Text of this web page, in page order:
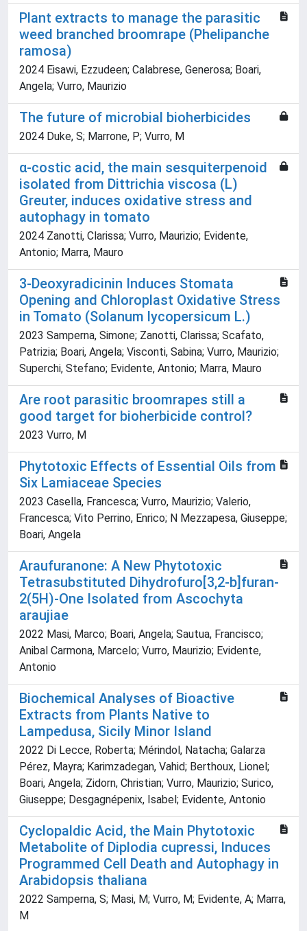
Plant extracts to manage the parasitic
weed branched broomrape (Phelipanche
ramosa)
2024 Eisawi, Ezzudeen; Calabrese, Generosa; Boari,
Angela; Vurro, Maurizio
The future of microbial bioherbicides
2024 Duke, S; Marrone, P; Vurro, M
α‐costic acid, the main sesquiterpenoid
isolated from Dittrichia viscosa (L)
Greuter, induces oxidative stress and
autophagy in tomato
2024 Zanotti, Clarissa; Vurro, Maurizio; Evidente,
Antonio; Marra, Mauro
3-Deoxyradicinin Induces Stomata
Opening and Chloroplast Oxidative Stress
in Tomato (Solanum lycopersicum L.)
2023 Samperna, Simone; Zanotti, Clarissa; Scafato,
Patrizia; Boari, Angela; Visconti, Sabina; Vurro, Maurizio;
Superchi, Stefano; Evidente, Antonio; Marra, Mauro
Are root parasitic broomrapes still a
good target for bioherbicide control?
2023 Vurro, M
Phytotoxic Effects of Essential Oils from
Six Lamiaceae Species
2023 Casella, Francesca; Vurro, Maurizio; Valerio,
Francesca; Vito Perrino, Enrico; N Mezzapesa, Giuseppe;
Boari, Angela
Araufuranone: A New Phytotoxic
Tetrasubstituted Dihydrofuro[3,2-b]furan-
2(5H)-One Isolated from Ascochyta
araujiae
2022 Masi, Marco; Boari, Angela; Sautua, Francisco;
Anibal Carmona, Marcelo; Vurro, Maurizio; Evidente,
Antonio
Biochemical Analyses of Bioactive
Extracts from Plants Native to
Lampedusa, Sicily Minor Island
2022 Di Lecce, Roberta; Mérindol, Natacha; Galarza
Pérez, Mayra; Karimzadegan, Vahid; Berthoux, Lionel;
Boari, Angela; Zidorn, Christian; Vurro, Maurizio; Surico,
Giuseppe; Desgagnépenix, Isabel; Evidente, Antonio
Cyclopaldic Acid, the Main Phytotoxic
Metabolite of Diplodia cupressi, Induces
Programmed Cell Death and Autophagy in
Arabidopsis thaliana
2022 Samperna, S; Masi, M; Vurro, M; Evidente, A; Marra,
M